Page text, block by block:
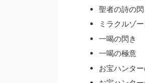
聖者の詩の閃
ミラクルゾ
一喝の閃き
一喝の極意
お宝ハンタ